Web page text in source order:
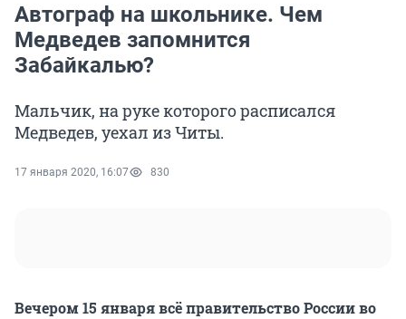
Автограф на школьнике. Чем
Медведев запомнится
Забайкалью?
Мальчик, на руке которого расписался
Медведев, уехал из Читы.
17 января 2020, 16:07 830
Вечером 15 января всё правительство России во